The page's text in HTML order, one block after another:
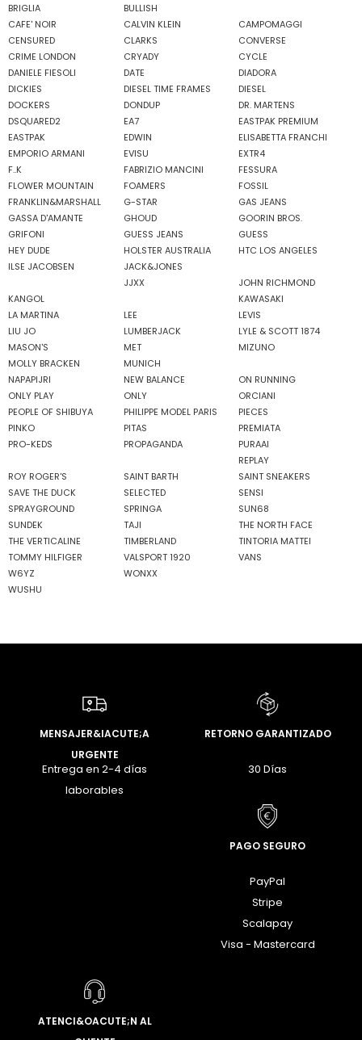
BRIGLIA
BULLISH
CAFE' NOIR
CALVIN KLEIN
CAMPOMAGGI
CENSURED
CLARKS
CONVERSE
CRIME LONDON
CRYADY
CYCLE
DANIELE FIESOLI
DATE
DIADORA
DICKIES
DIESEL TIME FRAMES
DIESEL
DOCKERS
DONDUP
DR. MARTENS
DSQUARED2
EA7
EASTPAK PREMIUM
EASTPAK
EDWIN
ELISABETTA FRANCHI
EMPORIO ARMANI
EVISU
EXTR4
F..K
FABRIZIO MANCINI
FESSURA
FLOWER MOUNTAIN
FOAMERS
FOSSIL
FRANKLIN&MARSHALL
G-STAR
GAS JEANS
GASSA D'AMANTE
GHOUD
GOORIN BROS.
GRIFONI
GUESS JEANS
GUESS
HEY DUDE
HOLSTER AUSTRALIA
HTC LOS ANGELES
ILSE JACOBSEN
JACK&JONES
JJXX
JOHN RICHMOND
KANGOL
KAWASAKI
LA MARTINA
LEE
LEVIS
LIU JO
LUMBERJACK
LYLE & SCOTT 1874
MASON'S
MET
MIZUNO
MOLLY BRACKEN
MUNICH
NAPAPIJRI
NEW BALANCE
ON RUNNING
ONLY PLAY
ONLY
ORCIANI
PEOPLE OF SHIBUYA
PHILIPPE MODEL PARIS
PIECES
PINKO
PITAS
PREMIATA
PRO-KEDS
PROPAGANDA
PURAAI
REPLAY
ROY ROGER'S
SAINT BARTH
SAINT SNEAKERS
SAVE THE DUCK
SELECTED
SENSI
SPRAYGROUND
SPRINGA
SUN68
SUNDEK
TAJI
THE NORTH FACE
THE VERTICALINE
TIMBERLAND
TINTORIA MATTEI
TOMMY HILFIGER
VALSPORT 1920
VANS
W6YZ
WONXX
WUSHU
MENSAJER&IACUTE;A
URGENTE
Entrega en 2-4 días
laborables
RETORNO GARANTIZADO
30 Días
PAGO SEGURO
PayPal
Stripe
Scalapay
Visa - Mastercard
ATENCI&OACUTE;N AL